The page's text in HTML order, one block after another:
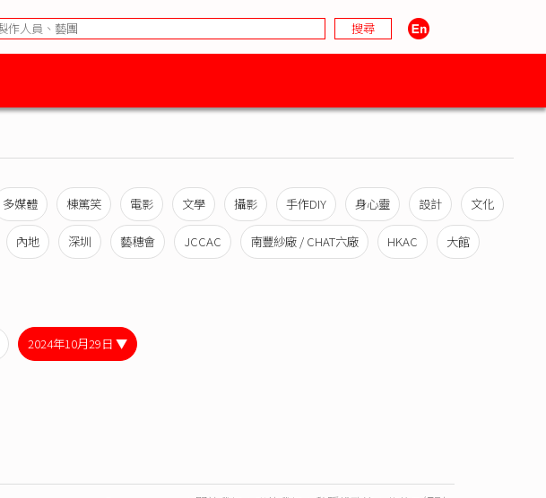
多媒體 棟篤笑 電影 文學 攝影 手作DIY 身心靈 設計 文化
內地 深圳 藝穗會 JCCAC 南豐紗廠 / CHAT六廠 HKAC 大館
2024年10月29日 ▼